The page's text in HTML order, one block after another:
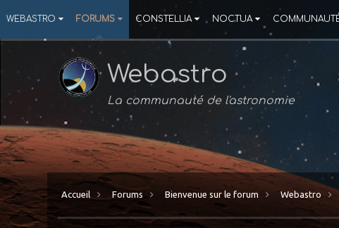
WEBASTRO FORUMS CONSTELLIA NOCTUA
Webastro
La communauté de l'astronomie
Accueil Forums Bienvenue sur le forum Webastro